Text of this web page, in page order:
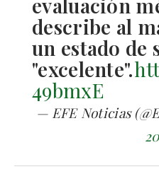
describe al
un estado de
"excelente".
49bmxE
— EFE Noticias